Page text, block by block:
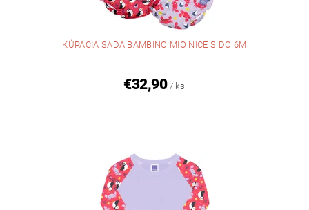
KÚPACIA SADA BAMBINO MIO NICE S DO 6M
€32,90 / ks